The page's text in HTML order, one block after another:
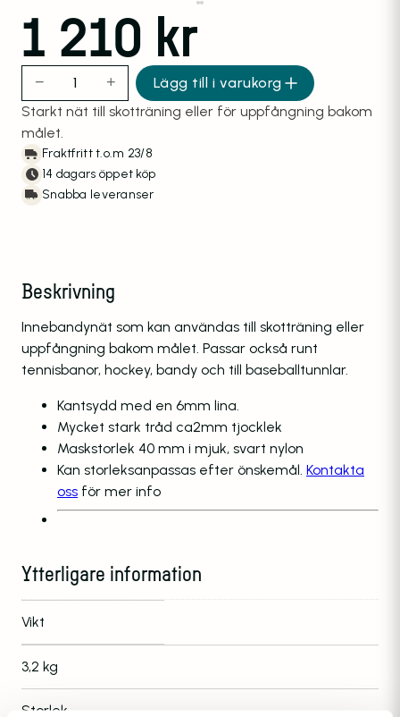
1 210 kr
Innebandynät 2mm svart nylon 40mm kantsydd 3 m x 5
− +
Lägg till i varukorg
Starkt nät till skotträning eller för uppfångning bakom
målet.
Fraktfritt t.o.m 23/8
14 dagars öppet köp
Snabba leveranser
Beskrivning
Innebandynät som kan användas till skotträning eller
uppfångning bakom målet. Passar också runt
tennisbanor, hockey, bandy och till baseballtunnlar.
Kantsydd med en 6mm lina.
Mycket stark tråd ca2mm tjocklek
Maskstorlek 40 mm i mjuk, svart nylon
Kan storleksanpassas efter önskemål. Kontakta
oss för mer info
Ytterligare information
Vikt
3,2 kg
Storlek